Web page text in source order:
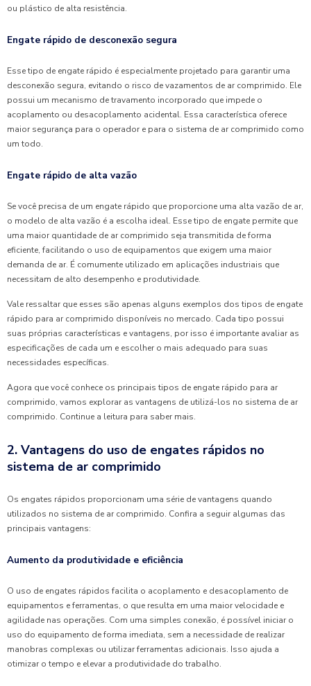
ou plástico de alta resistência.
Engate rápido de desconexão segura
Esse tipo de engate rápido é especialmente projetado para garantir uma
desconexão segura, evitando o risco de vazamentos de ar comprimido. Ele
possui um mecanismo de travamento incorporado que impede o
acoplamento ou desacoplamento acidental. Essa característica oferece
maior segurança para o operador e para o sistema de ar comprimido como
um todo.
Engate rápido de alta vazão
Se você precisa de um engate rápido que proporcione uma alta vazão de ar,
o modelo de alta vazão é a escolha ideal. Esse tipo de engate permite que
uma maior quantidade de ar comprimido seja transmitida de forma
eficiente, facilitando o uso de equipamentos que exigem uma maior
demanda de ar. É comumente utilizado em aplicações industriais que
necessitam de alto desempenho e produtividade.
Vale ressaltar que esses são apenas alguns exemplos dos tipos de engate
rápido para ar comprimido disponíveis no mercado. Cada tipo possui
suas próprias características e vantagens, por isso é importante avaliar as
especificações de cada um e escolher o mais adequado para suas
necessidades específicas.
Agora que você conhece os principais tipos de engate rápido para ar
comprimido, vamos explorar as vantagens de utilizá-los no sistema de ar
comprimido. Continue a leitura para saber mais.
2. Vantagens do uso de engates rápidos no
sistema de ar comprimido
Os engates rápidos proporcionam uma série de vantagens quando
utilizados no sistema de ar comprimido. Confira a seguir algumas das
principais vantagens:
Aumento da produtividade e eficiência
O uso de engates rápidos facilita o acoplamento e desacoplamento de
equipamentos e ferramentas, o que resulta em uma maior velocidade e
agilidade nas operações. Com uma simples conexão, é possível iniciar o
uso do equipamento de forma imediata, sem a necessidade de realizar
manobras complexas ou utilizar ferramentas adicionais. Isso ajuda a
otimizar o tempo e elevar a produtividade do trabalho.